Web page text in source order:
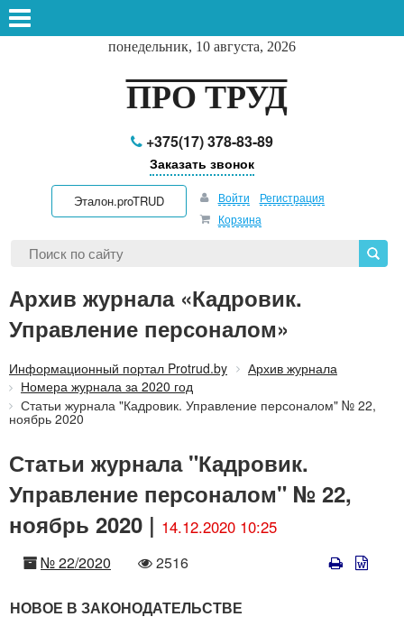
понедельник, 10 августа, 2026
ПРО ТРУД
+375(17) 378-83-89
Заказать звонок
Эталон.proTRUD Войти
Регистрация
Корзина
Архив журнала «Кадровик.
Управление персоналом»
Информационный портал Protrud.by
Архив журнала
Номера журнала за 2020 год
Статьи журнала "Кадровик. Управление персоналом" № 22,
ноябрь 2020
Статьи журнала "Кадровик.
Управление персоналом" № 22,
ноябрь 2020 | 14.12.2020 10:25
Номер
№ 22/2020
Количество
2516
НОВОЕ В ЗАКОНОДАТЕЛЬСТВЕ